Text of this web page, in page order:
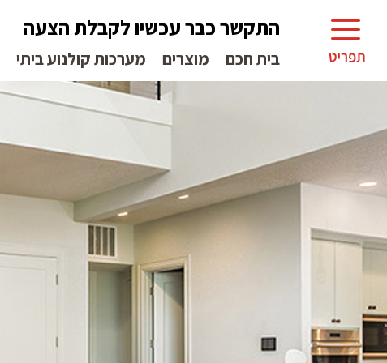
התקשר כבר עכשיו לקבלת הצעה
בית חכם מוצרים מערכות קולנוע ביתי